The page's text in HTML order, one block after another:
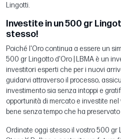
Lingotti.
Investite in un 500 gr
stesso!
Poiché l'Oro continua a essere un
500 gr Lingotto d'Oro | LBMA è un
investitori esperti che per i nuovi
guidarvi attraverso il processo,
investimento sia senza intoppi e
opportunità di mercato e investite
bene senza tempo che ha
Ordinate oggi stesso il vostro 500 gr